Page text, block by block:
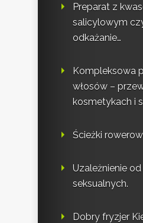
Preparat z
salicylowym
odkażanie…
Kompleksowa
włosów –
kosmetykach i
Ścieżki
Uzależnienie
seksualnych.
Dobry fryzjer